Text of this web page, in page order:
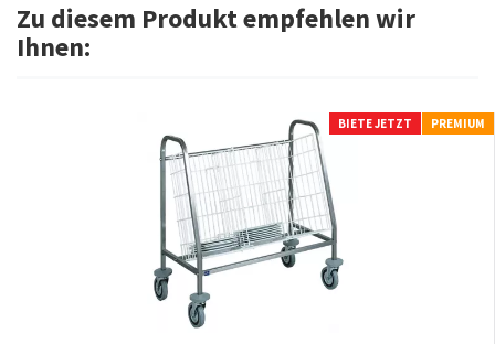
Zu diesem Produkt empfehlen wir
Ihnen:
BIETE JETZT PREMIUM